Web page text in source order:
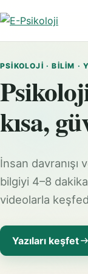
PSIKOLOJI · BILIM ·
kısa,
İnsan davranışı
bilgiyi 4–8
videolarla
Yazıları keşfet